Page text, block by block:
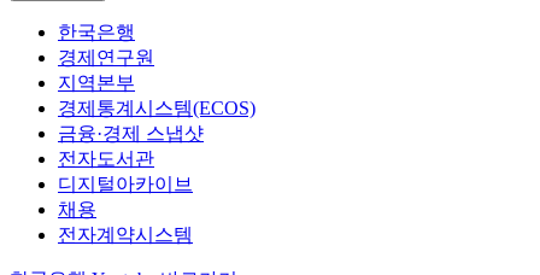
한국은행
경제연구원
지역본부
경제통계시스템(ECOS)
금융·경제 스냅샷
전자도서관
디지털아카이브
채용
전자계약시스템